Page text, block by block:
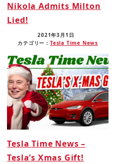
Nikola Admits Milton
Lied!
2021年3月1日
カテゴリー： Tesla Time News
Tesla Time News –
Tesla’s Xmas Gift!